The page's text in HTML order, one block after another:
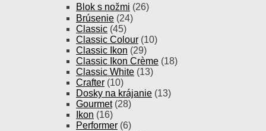
Blok s nožmi (26)
Brúsenie (24)
Classic (45)
Classic Colour (10)
Classic Ikon (29)
Classic Ikon Crème (18)
Classic White (13)
Crafter (10)
Dosky na krájanie (13)
Gourmet (28)
Ikon (16)
Performer (6)